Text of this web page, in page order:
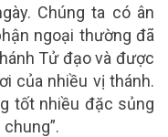
Chúng ta có ân
ngoại thường đã
Tử đạo và được
của nhiều vị thánh.
tốt nhiều đặc sủng